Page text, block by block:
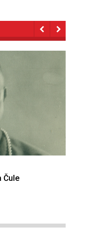
komunističke